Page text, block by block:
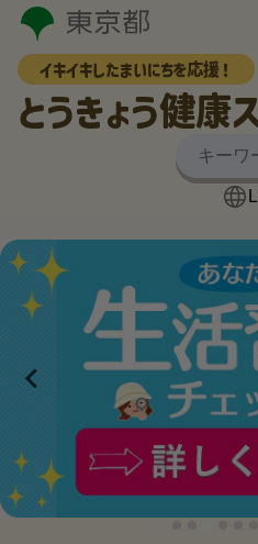
イキイキしたまいにちを応援！
とうきょう健康